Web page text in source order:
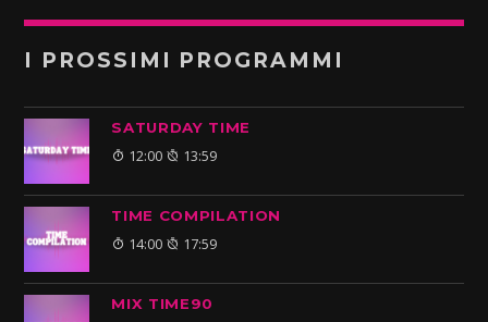
I PROSSIMI PROGRAMMI
SATURDAY TIME
12:00 13:59
TIME COMPILATION
14:00 17:59
MIX TIME90